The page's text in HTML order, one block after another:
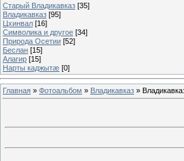
Старый Владикавказ [35]
Владикавказ [95]
Цхинвал [16]
Символика и другое [34]
Природа Осетии [52]
Беслан [15]
Алагир [15]
Нарты каджытæ [0]
Главная » Фотоальбом » Владикавказ »